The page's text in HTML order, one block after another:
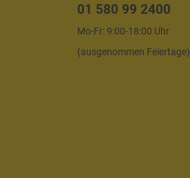
01 580 99 2400
Mo-Fr: 9:00-18:00 Uhr
(ausgenommen Feiertage)